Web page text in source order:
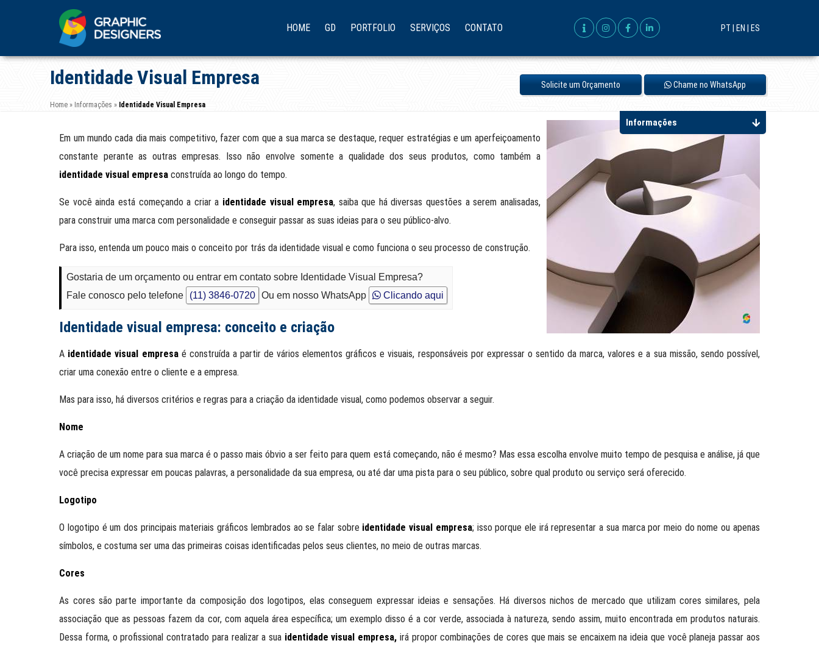
HOME GD PORTFOLIO SERVIÇOS CONTATO PT | EN | ES
Identidade Visual Empresa
Home » Informações » Identidade Visual Empresa
Solicite um Orçamento Chame no WhatsApp
Em um mundo cada dia mais competitivo, fazer com que a sua marca se destaque, requer estratégias e um aperfeiçoamento
constante perante as outras empresas. Isso não envolve somente a qualidade dos seus produtos, como também a
identidade visual empresa construída ao longo do tempo.
Se você ainda está começando a criar a identidade visual empresa, saiba que há diversas questões a serem analisadas,
para construir uma marca com personalidade e conseguir passar as suas ideias para o seu público-alvo.
Para isso, entenda um pouco mais o conceito por trás da identidade visual e como funciona o seu processo de construção.
Gostaria de um orçamento ou entrar em contato sobre Identidade Visual Empresa?
Fale conosco pelo telefone
(11) 3846-0720 Ou em nosso WhatsApp Clicando aqui
Identidade visual empresa: conceito e criação
A identidade visual empresa é construída a partir de vários elementos gráficos e visuais, responsáveis por expressar o sentido da marca, valores e a sua missão, sendo possível,
criar uma conexão entre o cliente e a empresa.
Mas para isso, há diversos critérios e regras para a criação da identidade visual, como podemos observar a seguir.
Nome
A criação de um nome para sua marca é o passo mais óbvio a ser feito para quem está começando, não é mesmo? Mas essa escolha envolve muito tempo de pesquisa e análise, já que
você precisa expressar em poucas palavras, a personalidade da sua empresa, ou até dar uma pista para o seu público, sobre qual produto ou serviço será oferecido.
Logotipo
O logotipo é um dos principais materiais gráficos lembrados ao se falar sobre identidade visual empresa; isso porque ele irá representar a sua marca por meio do nome ou apenas
símbolos, e costuma ser uma das primeiras coisas identificadas pelos seus clientes, no meio de outras marcas.
Cores
As cores são parte importante da composição dos logotipos, elas conseguem expressar ideias e sensações. Há diversos nichos de mercado que utilizam cores similares, pela
associação que as pessoas fazem da cor, com aquela área específica; um exemplo disso é a cor verde, associada à natureza, sendo assim, muito encontrada em produtos naturais.
Dessa forma, o profissional contratado para realizar a sua identidade visual empresa, irá propor combinações de cores que mais se encaixem na ideia que você planeja passar aos
Informações